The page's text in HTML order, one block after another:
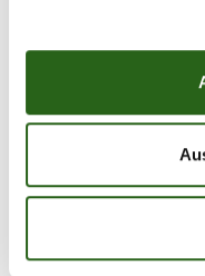
Vorbereitung auf
erste
Trainer Nicolej
Füchse Berlin
am Ende mit